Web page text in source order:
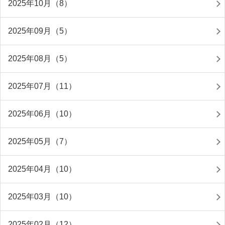
2025年10月（8）
2025年09月（5）
2025年08月（5）
2025年07月（11）
2025年06月（10）
2025年05月（7）
2025年04月（10）
2025年03月（10）